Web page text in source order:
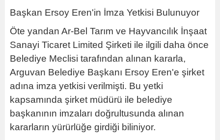
Başkan Ersoy Eren'in İmza Yetkisi Bulunuyor
Öte yandan Ar-Bel Tarım ve Hayvancılık İnşaat
Sanayi Ticaret Limited Şirketi ile ilgili daha önce
Belediye Meclisi tarafından alınan kararla,
Arguvan Belediye Başkanı Ersoy Eren'e şirket
adına imza yetkisi verilmişti. Bu yetki
kapsamında şirket müdürü ile belediye
başkanının imzaları doğrultusunda alınan
kararların yürürlüğe girdiği biliniyor.